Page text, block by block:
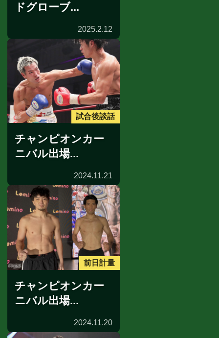
ドグローブ...
2025.2.12
試合後談話
チャンピオンカー
ニバル出場...
2024.11.21
前日計量
チャンピオンカー
ニバル出場...
2024.11.20